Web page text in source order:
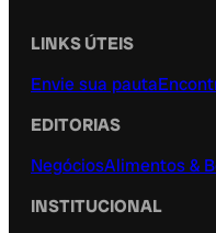
LINKS ÚTEIS
Envie sua pauta
EDITORIAS
NegóciosAlimentos &
INSTITUCIONAL